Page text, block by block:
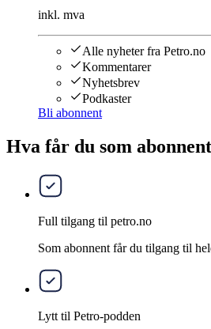
inkl. mva
Alle nyheter fra Petro.no
Kommentarer
Nyhetsbrev
Podkaster
Bli abonnent
Hva får du som
Full tilgang til petro.no
Som abonnent får du tilgang til
Lytt til Petro-podden